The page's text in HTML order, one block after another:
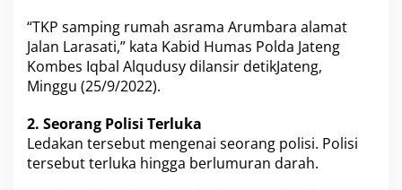
d
a
p
a
t
F
a
k
t
“TKP samping rumah asrama Arumbara alamat
Jalan Larasati,” kata Kabid Humas Polda Jateng
Kombes Iqbal Alqudusy dilansir detikJateng,
Minggu (25/9/2022).
2. Seorang Polisi Terluka
Ledakan tersebut mengenai seorang polisi. Polisi
tersebut terluka hingga berlumuran darah.